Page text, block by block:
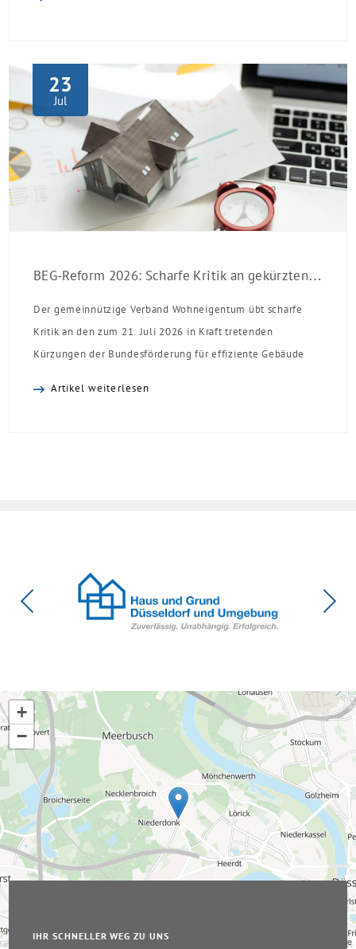
23
Jul
BEG-Reform 2026: Scharfe Kritik an gekürzten Sanierungsförderungen
Der gemeinnützige Verband Wohneigentum übt scharfe
Kritik an den zum 21. Juli 2026 in Kraft tretenden
Kürzungen der Bundesförderung für effiziente Gebäude
Artikel weiterlesen
+
−
© OpenStreetMap-Mitwirkende
IHR SCHNELLER WEG ZU UNS